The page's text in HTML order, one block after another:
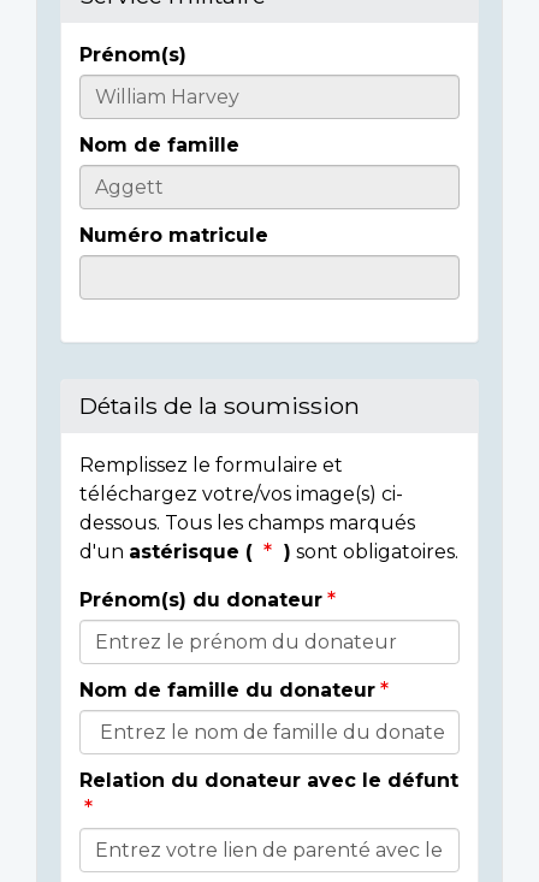
Informations
sur
l'individu
Prénom(s)
Nom de famille
Numéro matricule
Détails de la soumission
Remplissez le formulaire et
téléchargez votre/vos image(s) ci-
dessous. Tous les champs marqués
d'un astérisque ( ) sont obligatoires.
Détails
du
donateur
Prénom(s) du donateur
Nom de famille du donateur
Relation du donateur avec le défunt